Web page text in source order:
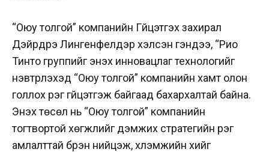
“Оюу толгой” компанийн Гүйцэтгэх захирал
Дэйрдрэ Лингенфелдэр хэлсэн үгэндээ, “Рио
Тинто группийг энэхүү инновацлаг технологийг
нэвтрүүлэхэд “Оюу толгой” компанийн хамт олон
голлох үүрэг гүйцэтгэж байгаад бахархалтай байна.
Энэхүү төсөл нь “Оюу толгой” компанийн
тогтвортой хөгжлийг дэмжих стратегийн үүрэг
амлалттай бүрэн нийцэж, хүлэмжийн хийг